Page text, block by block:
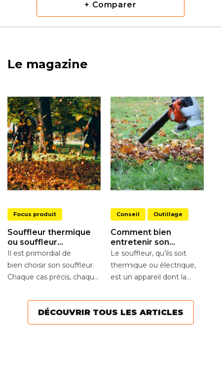
+ Comparer
Le magazine
Focus produit
Souffleur thermique
ou souffleur
électrique ?
Il est primordial de
bien choisir son souffleur.
Chaque cas précis, chaque
adaptés à ses...
Conseil Outillage
Comment bien
entretenir son
souffleur ?
Le souffleur, qu’ils soit
thermique ou électrique,
est un appareil dont la
plusieurs années....
DÉCOUVRIR TOUS LES ARTICLES